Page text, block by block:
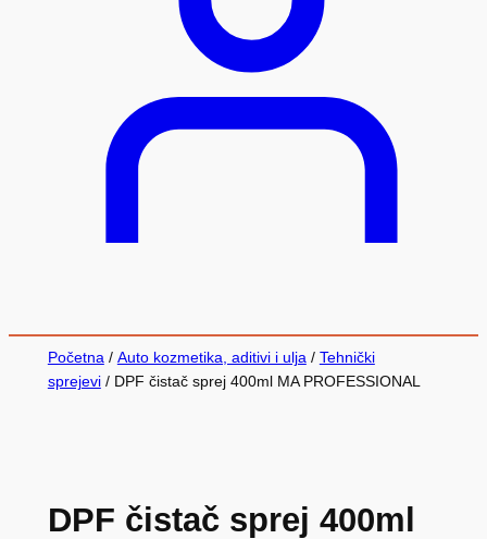
Početna / Auto kozmetika, aditivi i ulja / Tehnički
sprejevi/ DPF čistač sprej 400ml MA PROFESSIONAL
DPF čistač sprej 400ml